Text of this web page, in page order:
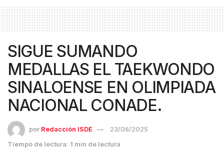
SIGUE SUMANDO
MEDALLAS EL TAEKWONDO
SINALOENSE EN OLIMPIADA
NACIONAL CONADE.
por Redacción ISDE
23/06/2025
Tiempo de lectura: 1 min de lectura